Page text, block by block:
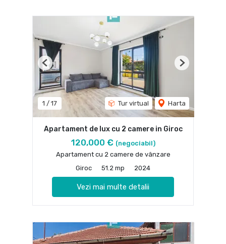
1 / 17 Tur virtual Harta
Previous Next
Apartament de lux cu 2 camere in Giroc
120,000 € (negociabil)
Apartament cu 2 camere de vânzare
Giroc
51.2 mp 2024
Vezi mai multe detalii